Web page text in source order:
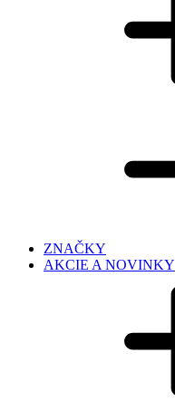
ZNAČKY
AKCIE A NOVINKY